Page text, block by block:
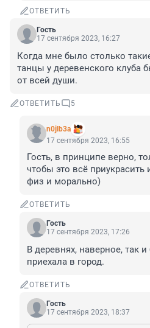
ОТВЕТИТЬ
Гость
17 сентября 2023, 16:27
Когда мне было столько
танцы у деревенского клуба
от всей души.
ОТВЕТИТЬ 5
n0jlb3a
17 сентября 2023, 16:55
Гость, в принципе верно,
чтобы это всё
физ и морально)
ОТВЕТИТЬ
Гость
17 сентября 2023, 17:26
В деревнях, наверное, так
приехала в город.
ОТВЕТИТЬ
Гость
17 сентября 2023, 18:37